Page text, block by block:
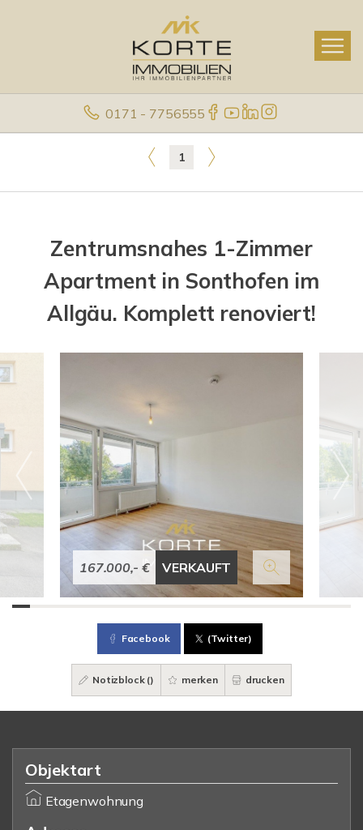
0171 - 7756555
1
Zentrumsnahes 1-Zimmer
Apartment in Sonthofen im
Allgäu. Komplett renoviert!
167.000,- € VERKAUFT
Facebook (Twitter)
Notizblock () merken drucken
Objektart
Etagenwohnung